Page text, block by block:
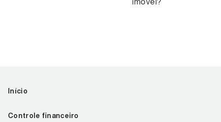
Início
Controle financeiro